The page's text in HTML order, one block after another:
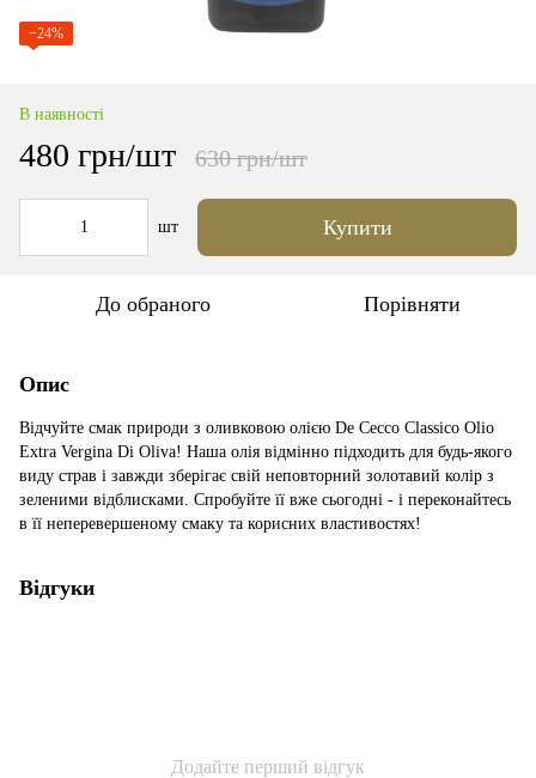
−24%
В наявності
480 грн/шт 630 грн/шт
шт Купити
До обраного Порівняти
Опис
Відчуйте смак природи з оливковою олією De Cecco Classico Olio
Extra Vergina Di Oliva! Наша олія відмінно підходить для будь-якого
виду страв і завжди зберігає свій неповторний золотавий колір з
зеленими відблисками. Спробуйте її вже сьогодні - і переконайтесь
в її неперевершеному смаку та корисних властивостях!
Відгуки
Додайте перший відгук